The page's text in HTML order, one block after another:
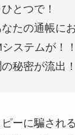
とつで！
たの通帳に
ステムが！！
秘密が流出
ーに騙され